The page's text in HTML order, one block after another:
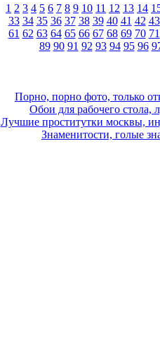
1 2 3 4 5 6 7 8 9 10 11 12 13 14
33 34 35 36 37 38 39 40 41 42 43
61 62 63 64 65 66 67 68 69 70 71
89 90 91 92 93 94 95 96
Порно, порно фото, только
Обои для рабочего стола,
Лучшие проститутки москвы,
Знаменитости, голые